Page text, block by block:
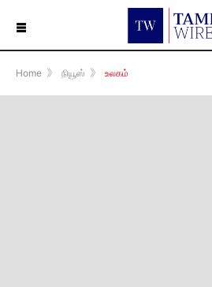
☰
Home 》 நியூஸ் 》 உலகம்